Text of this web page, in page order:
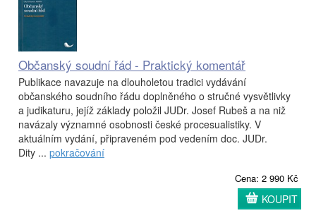
Občanský soudní řád - Praktický komentář
Publikace navazuje na dlouholetou tradici vydávání
občanského soudního řádu doplněného o stručné vysvětlivky
a judikaturu, jejíž základy položil JUDr. Josef Rubeš a na niž
navázaly významné osobnosti české procesualistiky. V
aktuálním vydání, připraveném pod vedením doc. JUDr.
Dity ... pokračování
Cena: 2 990 Kč
KOUPIT